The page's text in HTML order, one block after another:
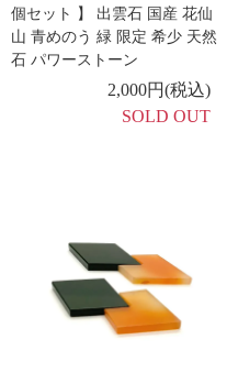
個セット 】 出雲石 国産 花仙
山 青めのう 緑 限定 希少 天然
石 パワーストーン
2,000円(税込)
SOLD OUT